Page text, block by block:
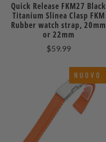
Quick Release FKM27 Black
Titanium Slinea Clasp FKM
Rubber watch strap, 20mm
or 22mm
$59.99
NUOVO